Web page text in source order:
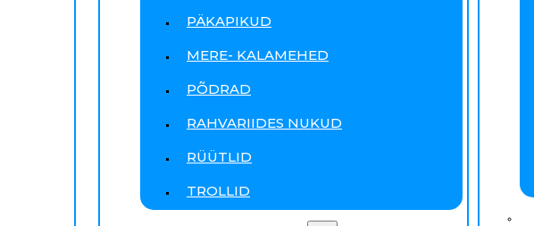
PÄKAPIKUD
MERE- KALAMEHED
PÕDRAD
RAHVARIIDES NUKUD
RÜÜTLID
TROLLID